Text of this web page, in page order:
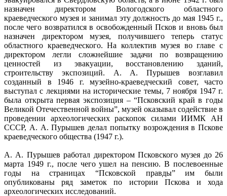
назначен директором Вологодского областного
краеведческого музея и занимал эту должность до мая 1945 г.,
после чего возвратился в освобожденный Псков и вновь был
назначен директором музея, получившего теперь статус
областного краеведческого. На коллектив музея во главе с
директором легли сложнейшие задачи по возвращению
ценностей из эвакуации, восстановлению зданий,
строительству экспозиций. А. А. Пурышев возглавил
созданный в 1946 г. музейно-краеведческий совет, часто
выступал с лекциями на исторические темы, 7 ноября 1947 г.
была открыта первая экспозиция – “Псковский край в годы
Великой Отечественной войны”, музей оказывал содействие в
проведении археологических раскопок силами ИИМК АН
СССР, А. А. Пурышев делал попытку возрождения в Пскове
краеведческого общества (1947 г.).
А. А. Пурышев работал директором Псковского музея до 26
марта 1949 г., после чего ушел на пенсию. В послевоенные
годы на страницах “Псковской правды” им были
опубликованы ряд заметок по истории Пскова и хода
археологических исследований.